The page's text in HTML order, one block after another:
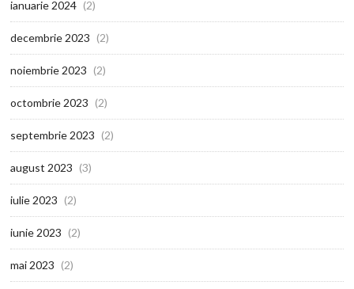
ianuarie 2024 (2)
decembrie 2023 (2)
noiembrie 2023 (2)
octombrie 2023 (2)
septembrie 2023 (2)
august 2023 (3)
iulie 2023 (2)
iunie 2023 (2)
mai 2023 (2)